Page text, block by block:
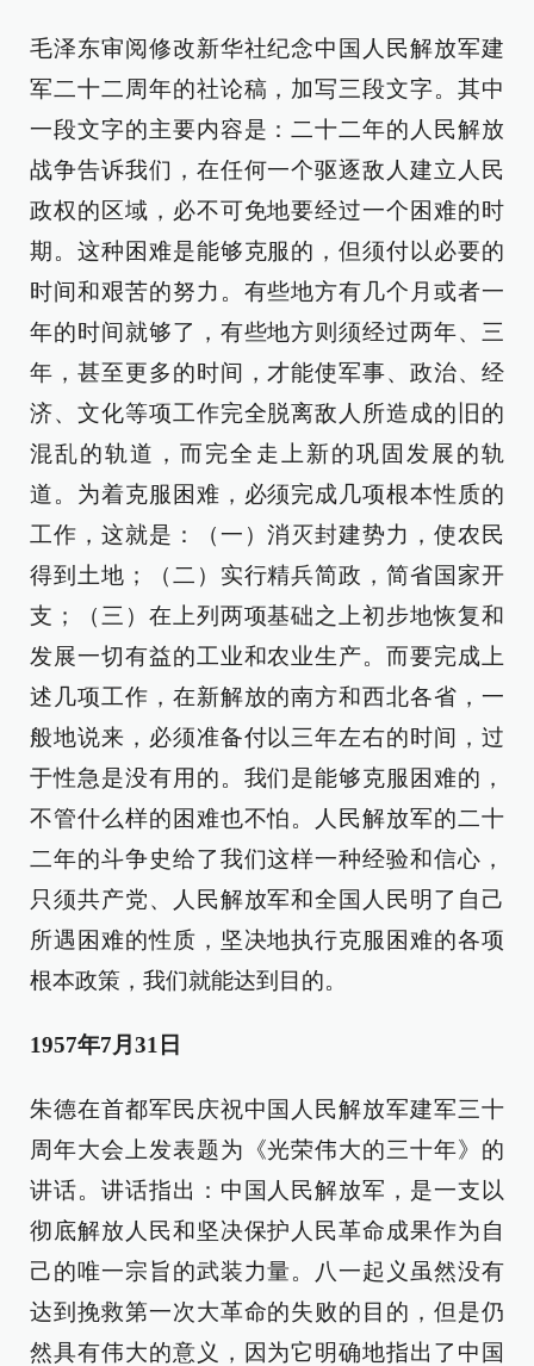
毛泽东审阅修改新华社纪念中国人民解放军建
军二十二周年的社论稿，加写三段文字。其中
一段文字的主要内容是：二十二年的人民解放
战争告诉我们，在任何一个驱逐敌人建立人民
政权的区域，必不可免地要经过一个困难的时
期。这种困难是能够克服的，但须付以必要的
时间和艰苦的努力。有些地方有几个月或者一
年的时间就够了，有些地方则须经过两年、三
年，甚至更多的时间，才能使军事、政治、经
济、文化等项工作完全脱离敌人所造成的旧的
混乱的轨道，而完全走上新的巩固发展的轨
道。为着克服困难，必须完成几项根本性质的
工作，这就是：（一）消灭封建势力，使农民
得到土地；（二）实行精兵简政，简省国家开
支；（三）在上列两项基础之上初步地恢复和
发展一切有益的工业和农业生产。而要完成上
述几项工作，在新解放的南方和西北各省，一
般地说来，必须准备付以三年左右的时间，过
于性急是没有用的。我们是能够克服困难的，
不管什么样的困难也不怕。人民解放军的二十
二年的斗争史给了我们这样一种经验和信心，
只须共产党、人民解放军和全国人民明了自己
所遇困难的性质，坚决地执行克服困难的各项
根本政策，我们就能达到目的。
1957年7月31日
朱德在首都军民庆祝中国人民解放军建军三十
周年大会上发表题为《光荣伟大的三十年》的
讲话。讲话指出：中国人民解放军，是一支以
彻底解放人民和坚决保护人民革命成果作为自
己的唯一宗旨的武装力量。八一起义虽然没有
达到挽救第一次大革命的失败的目的，但是仍
然具有伟大的意义，因为它明确地指出了中国